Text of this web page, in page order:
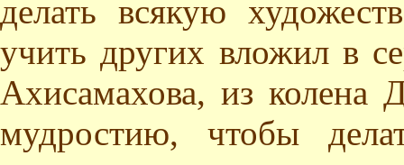
делать всякую
учить других вложил в
Ахисамахова, из колена
мудростию, чтобы